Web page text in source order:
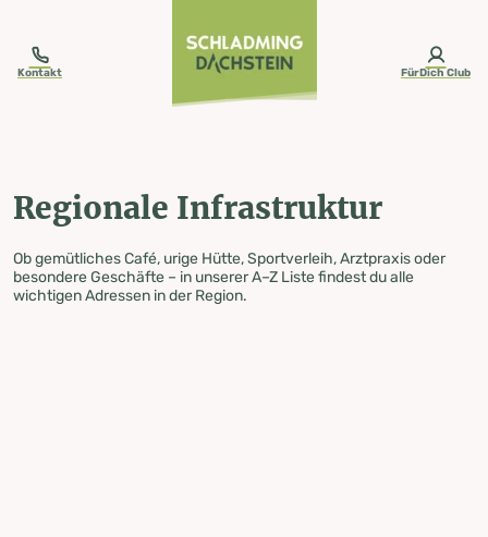
Kontakt FürDich Club
Regionale Infrastruktur
Ob gemütliches Café, urige Hütte, Sportverleih, Arztpraxis oder
besondere Geschäfte – in unserer A–Z Liste findest du alle
wichtigen Adressen in der Region.